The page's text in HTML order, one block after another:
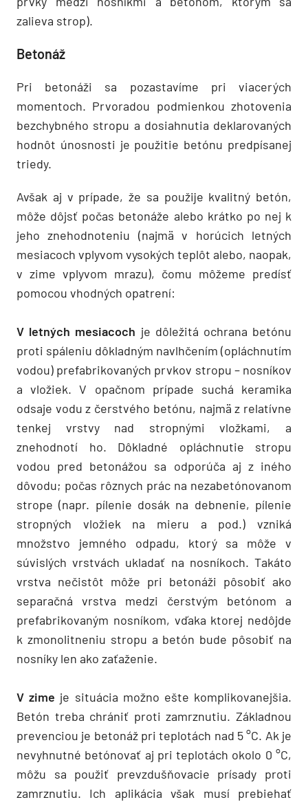
zalieva strop).
Betonáž
Pri betonáži sa pozastavíme pri viacerých
momentoch. Prvoradou podmienkou zhotovenia
bezchybného stropu a dosiahnutia deklarovaných
hodnôt únosnosti je použitie betónu predpísanej
triedy.
Avšak aj v prípade, že sa použije kvalitný betón,
môže dôjsť počas betonáže alebo krátko po nej k
jeho znehodnoteniu (najmä v horúcich letných
mesiacoch vplyvom vysokých teplôt alebo, naopak,
v zime vplyvom mrazu), čomu môžeme predísť
pomocou vhodných opatrení:
V letných mesiacoch je dôležitá ochrana betónu
proti spáleniu dôkladným navlhčením (opláchnutím
vodou) prefabrikovaných prvkov stropu – nosníkov
a vložiek. V opačnom prípade suchá keramika
odsaje vodu z čerstvého betónu, najmä z relatívne
tenkej vrstvy nad stropnými vložkami, a
znehodnotí ho. Dôkladné opláchnutie stropu
vodou pred betonážou sa odporúča aj z iného
dôvodu; počas rôznych prác na nezabetónovanom
strope (napr. pílenie dosák na debnenie, pílenie
stropných vložiek na mieru a pod.) vzniká
množstvo jemného odpadu, ktorý sa môže v
súvislých vrstvách ukladať na nosníkoch. Takáto
vrstva nečistôt môže pri betonáži pôsobiť ako
separačná vrstva medzi čerstvým betónom a
prefabrikovaným nosníkom, vďaka ktorej nedôjde
k zmonolitneniu stropu a betón bude pôsobiť na
nosníky len ako zaťaženie.
V zime je situácia možno ešte komplikovanejšia.
Betón treba chrániť proti zamrznutiu. Základnou
prevenciou je betonáž pri teplotách nad 5 °C. Ak je
nevyhnutné betónovať aj pri teplotách okolo 0 °C,
môžu sa použiť prevzdušňovacie prísady proti
zamrznutiu. Ich aplikácia však musí prebiehať